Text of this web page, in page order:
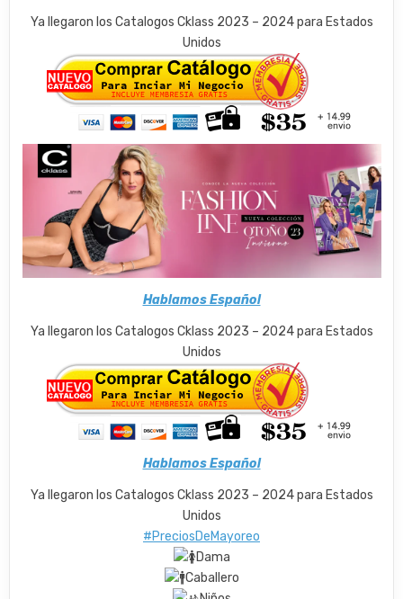
Ya llegaron los Catalogos Cklass 2023 – 2024 para Estados
Unidos
Hablamos Español
Ya llegaron los Catalogos Cklass 2023 – 2024 para Estados
Unidos
Hablamos Español
Ya llegaron los Catalogos Cklass 2023 – 2024 para Estados
Unidos
#PreciosDeMayoreo
Dama
Caballero